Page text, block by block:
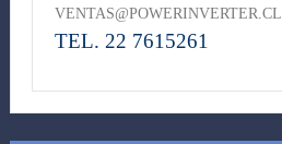
VENTAS@POWERINVERTER.CL
TEL. 22 7615261